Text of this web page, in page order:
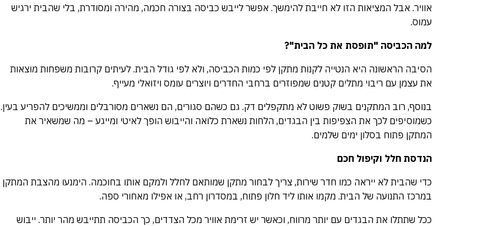
אוויר. אבל המציאות הזו לא חייבת להימשך. אפשר לייבש כביסה בצורה חכמה, מהירה ומסודרת, בלי שהבית ירגיש
עמוס.
למה הכביסה "תופסת את כל הבית"?
הסיבה הראשונה היא הנטייה לקנות מתקן לפי כמות הכביסה, ולא לפי גודל הבית. לעיתים קרובות משפחות מוצאות
את עצמן עם ריבוי מתלים קטנים שמפוזרים ברחבי החדרים ויוצרים עומס ויזואלי מעייף.
בנוסף, רוב המתקנים בשוק פשוט לא מתקפלים דק. גם כשהם סגורים, הם נשארים מסורבלים וממשיכים להפריע בעין.
כשמוסיפים לכך את הצפיפות בין הבגדים, הלחות נשארת כלואה והייבוש הופך לאיטי ומייגע – מה שמשאיר את
המתקן פתוח בסלון ימים שלמים.
הנדסת חלל וקיפול חכם
כדי שהבית לא ייראה כמו חדר שירות, צריך לבחור מתקן שמותאם לחלל ולמקם אותו בחוכמה. הימנעו מהצבת המתקן
במרכז התנועה של הבית. מקמו אותו ליד חלון פתוח, במסדרון רחב, או אפילו מאחורי ספה.
ככל שתתלו את הבגדים עם יותר מרווח, וכאשר יש זרימת אוויר מכל הצדדים, כך הכביסה תתייבש מהר יותר. ייבוש